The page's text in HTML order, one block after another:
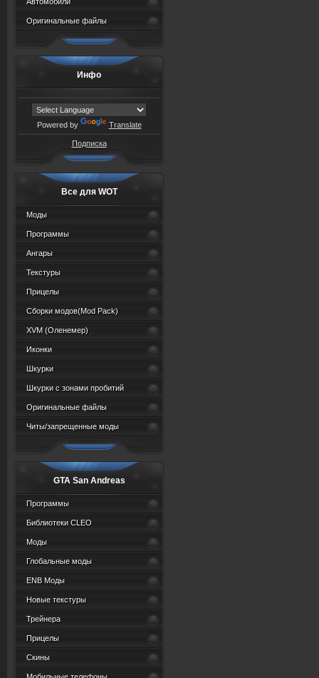
Оригинальные файлы
Инфо
Powered by Translate
Подписка
Все для WOT
Моды
Программы
Ангары
Текстуры
Прицелы
Сборки модов(Mod Pack)
XVM (Oленемер)
Иконки
Шкурки
Шкурки с зонами пробитий
Оригинальные файлы
Читы/запрещенные моды
GTA San Andreas
Программы
Библиотеки CLEO
Моды
Глобальные моды
ENB Моды
Новые текстуры
Трейнера
Прицелы
Скины